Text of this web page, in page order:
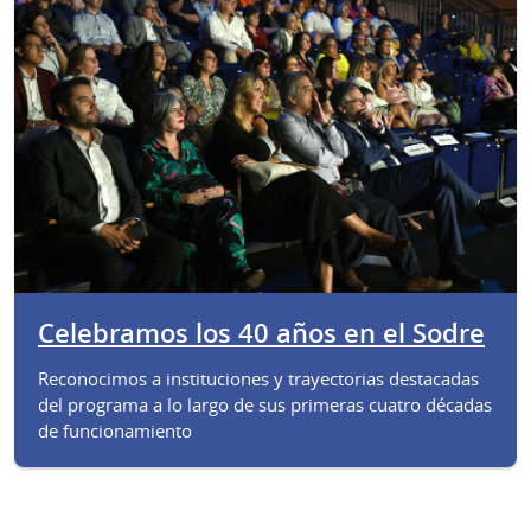
Celebramos los 40 años en el Sodre
Reconocimos a instituciones y trayectorias destacadas
del programa a lo largo de sus primeras cuatro décadas
de funcionamiento